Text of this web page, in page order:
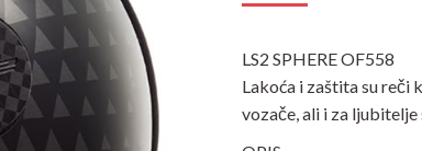
LS2 SPHERE OF558
Lakoća i zaštita su reči
vozače, ali i za